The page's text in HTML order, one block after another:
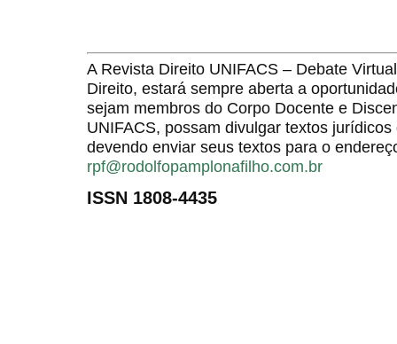
A Revista Direito UNIFACS – Debate
Direito, estará sempre aberta a
sejam membros do Corpo Docente e
UNIFACS, possam divulgar textos
devendo enviar seus textos para o
rpf@rodolfopamplonafilho.com.br
ISSN 1808-4435